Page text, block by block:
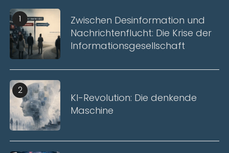
1
Zwischen Desinformation und
Nachrichtenflucht: Die Krise der
Informationsgesellschaft
2
KI-Revolution: Die denkende
Maschine